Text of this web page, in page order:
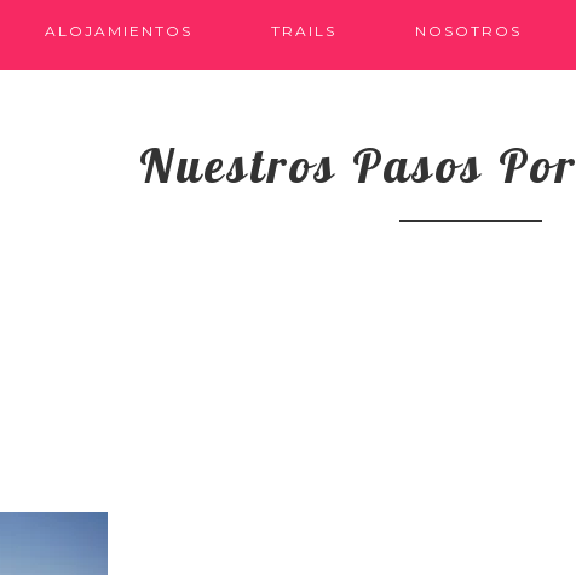
ALOJAMIENTOS TRAILS NOSOTROS
Nuestros Pasos